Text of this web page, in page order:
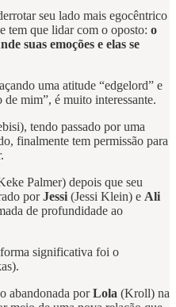
seu lado mais egocêntrico
tem que lidar com o oposto: o
suas emoções e elas se
uma atitude “edgelord” e
mim”, é muito interessante.
tendo passado por uma
finalmente tem permissão para
Palmer) depois que seu
porJessi (Jessi Klein) e Ali
de profundidade ao
significativa foi o
abandonada porLola (Kroll) na